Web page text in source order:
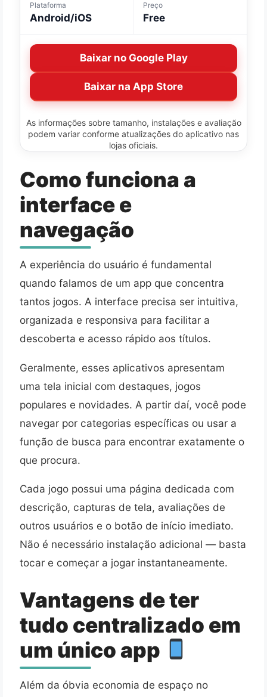
Plataforma
Android/iOS
Preço
Free
Baixar no Google Play
Baixar na App Store
As informações sobre tamanho, instalações e avaliação
podem variar conforme atualizações do aplicativo nas
lojas oficiais.
Como funciona a
interface e
navegação
A experiência do usuário é fundamental
quando falamos de um app que concentra
tantos jogos. A interface precisa ser intuitiva,
organizada e responsiva para facilitar a
descoberta e acesso rápido aos títulos.
Geralmente, esses aplicativos apresentam
uma tela inicial com destaques, jogos
populares e novidades. A partir daí, você pode
navegar por categorias específicas ou usar a
função de busca para encontrar exatamente o
que procura.
Cada jogo possui uma página dedicada com
descrição, capturas de tela, avaliações de
outros usuários e o botão de início imediato.
Não é necessário instalação adicional — basta
tocar e começar a jogar instantaneamente.
Vantagens de ter
tudo centralizado em
um único app
Além da óbvia economia de espaço no